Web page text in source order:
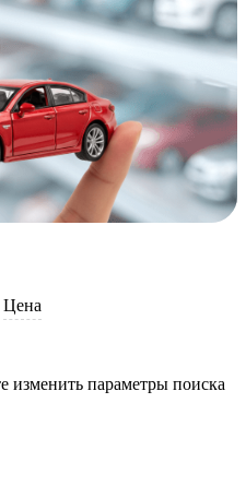
Цена
изменить параметры поиска